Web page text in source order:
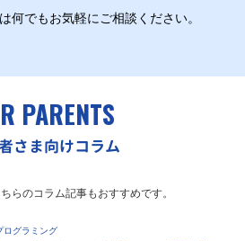
何でもお気軽にご相談ください。
PARENTS
さま向けコラム
らのコラム記事もおすすめです。
ログラミング